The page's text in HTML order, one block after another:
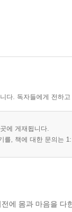
다. 독자들에게 전하
에 게재됩니다.
를, 책에 대한 문의는
에 몸과 마음을